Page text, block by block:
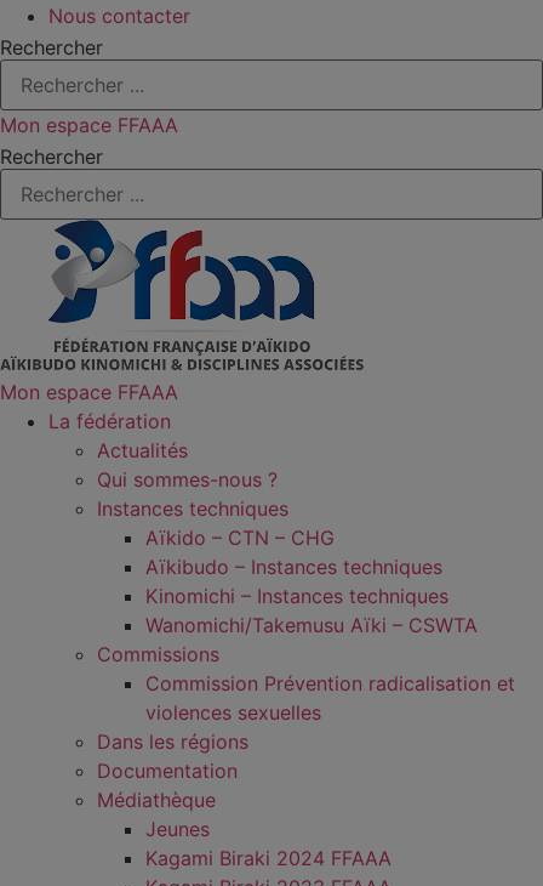
Nous contacter
Rechercher
Mon espace FFAAA
Rechercher
Mon espace FFAAA
La fédération
Actualités
Qui sommes-nous ?
Instances techniques
Aïkido – CTN – CHG
Aïkibudo – Instances techniques
Kinomichi – Instances techniques
Wanomichi/Takemusu Aïki – CSWTA
Commissions
Commission Prévention radicalisation et
violences sexuelles
Dans les régions
Documentation
Médiathèque
Jeunes
Kagami Biraki 2024 FFAAA